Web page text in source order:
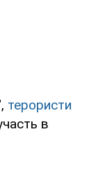
терористи
в